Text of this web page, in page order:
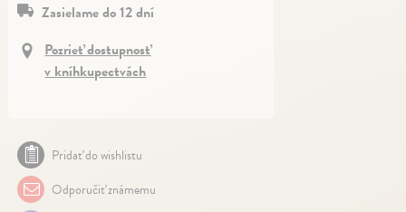
Zasielame do 12 dní
Pozrieť dostupnosť
v kníhkupectvách
Pridať do wishlistu
Odporučiť známemu